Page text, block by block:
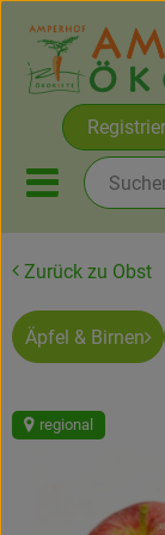
Themen
Obst &
Zurück zu Obst
Äpfel & Birnen
regional